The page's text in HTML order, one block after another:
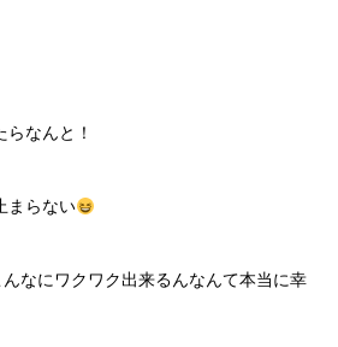
なんと！
まらない
なにワクワク出来るんなんて本当に幸